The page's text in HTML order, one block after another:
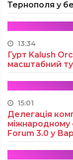
Тернополя у
13:34
Гурт Kalush
масштабний
15:01
Делегація
міжнародному
Forum 3.0 у